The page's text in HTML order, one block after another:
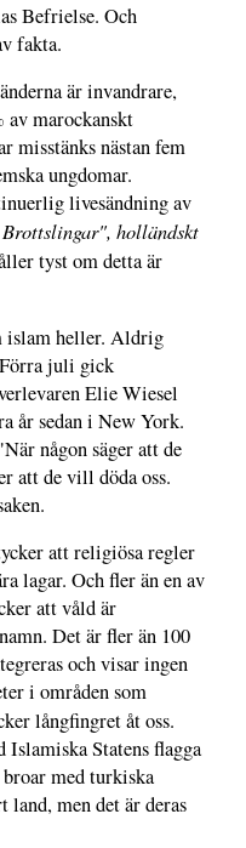
Befrielse. Och
fakta.
är invandrare,
av marockanskt
misstänks nästan fem
ungdomar.
livesändning av
holländskt
tyst om detta är
islam heller. Aldrig
juli gick
Elie Wiesel
år sedan i New York.
någon säger att de
att de vill döda oss.
att religiösa regler
lagar. Och fler än en av
att våld är
Det är fler än 100
och visar ingen
i områden som
långfingret åt oss.
Statens flagga
med turkiska
men det är deras